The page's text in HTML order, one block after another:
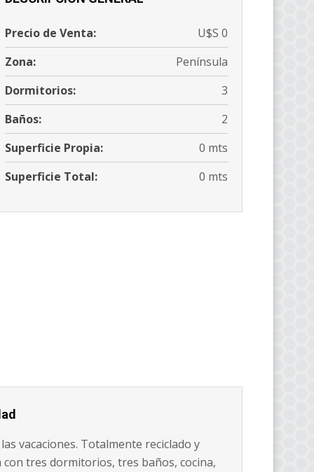
Precio de Venta:
U$S 0
Zona:
Península
Dormitorios:
3
Baños:
2
Superficie Propia:
0 mts
Superficie Total:
0 mts
vacaciones. Totalmente reciclado y
tres dormitorios, tres baños, cocina,